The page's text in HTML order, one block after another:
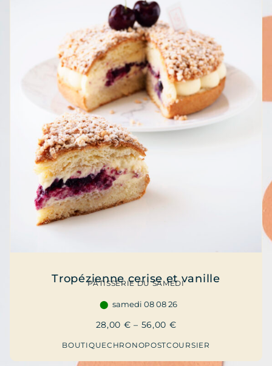
Tropézienne cerise et vanille
PÂTISSERIE DU SAMEDI
samedi 08 08 26
28,00 € – 56,00 €
BOUTIQUECHRONOPOSTCOURSIER